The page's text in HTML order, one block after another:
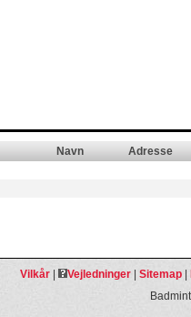
Navn Adresse
Vilkår Vejledninger Sitemap